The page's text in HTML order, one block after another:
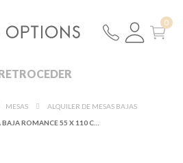
MESAS
ALQUILER DE MESAS BAJAS